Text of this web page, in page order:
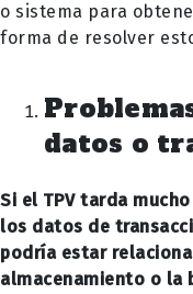
o sistema para
forma de resolver
datos o
Si el TPV tarda
los datos de
podría estar
almacenamiento o la